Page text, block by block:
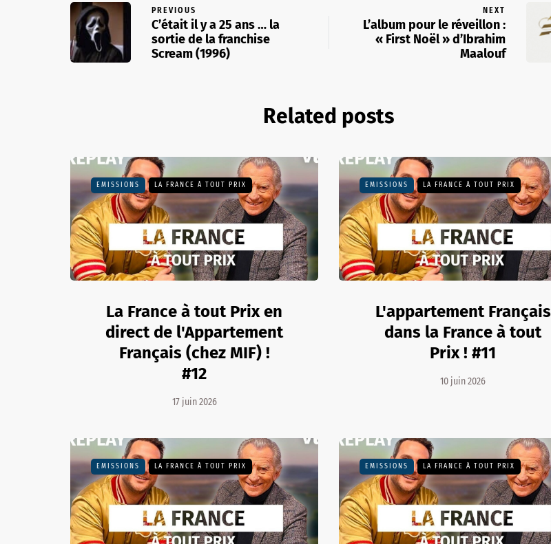
PREVIOUS
C’était il y a 25 ans … la
sortie de la franchise
Scream (1996)
NEXT
L’album pour le réveillon :
« First Noël » d’Ibrahim
Maalouf
Related posts
EMISSIONS LA FRANCE À TOUT PRIX
La France à tout Prix en
direct de l'Appartement
Français (chez MIF) !
#12
17 juin 2026
EMISSIONS LA FRANCE À TOUT PRIX
L'appartement Français
dans la France à tout
Prix ! #11
10 juin 2026
EMISSIONS LA FRANCE À TOUT PRIX EMISSIONS LA FRANCE À TOUT PRIX